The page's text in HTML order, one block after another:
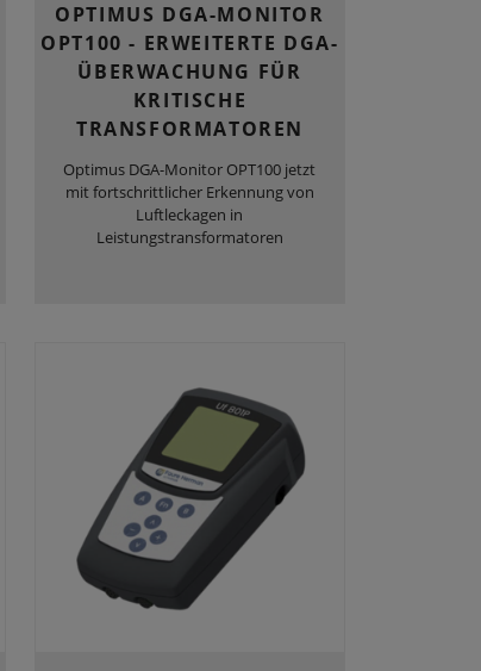
OPTIMUS DGA-MONITOR
OPT100 - ERWEITERTE DGA-
ÜBERWACHUNG FÜR
KRITISCHE
TRANSFORMATOREN
Optimus DGA-Monitor OPT100 jetzt
mit fortschrittlicher Erkennung von
Luftleckagen in
Leistungstransformatoren